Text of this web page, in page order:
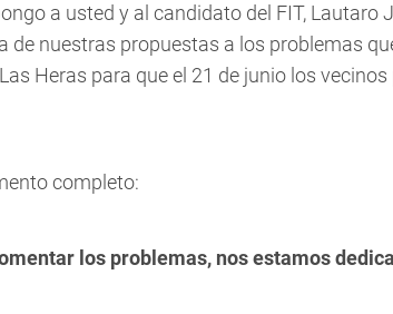
a usted y al candidato del FIT, Lautaro
de nuestras propuestas a los problemas
Heras para que el 21 de junio los
completo:
los problemas, nos estamos